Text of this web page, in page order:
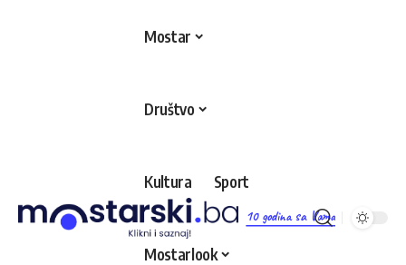
10 godina sa Vama
Mostar
Društvo
Kultura Sport
Mostarlook